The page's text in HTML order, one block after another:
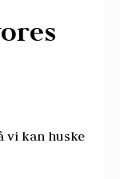
vi kan huske